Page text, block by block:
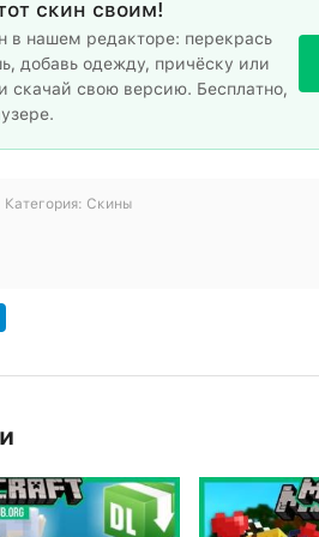
скин своим!
в нашем редакторе: перекрась
добавь одежду, причёску или
скачай свою версию. Бесплатно,
Категория: Скины